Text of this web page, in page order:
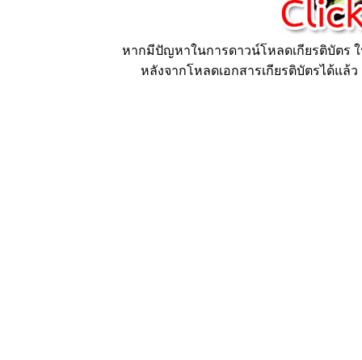
หากมีปัญหาในการดาวน์โหลดเกียรติบัตร
หลังจากโหลดเอกสารเกียรติบัตรได้แล้